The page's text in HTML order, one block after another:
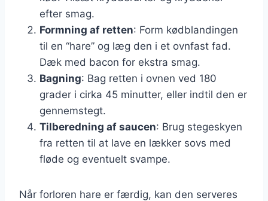
efter smag.
Formning af retten: Form kødblandingen
til en “hare” og læg den i et ovnfast fad.
Dæk med bacon for ekstra smag.
Bagning: Bag retten i ovnen ved 180
grader i cirka 45 minutter, eller indtil den er
gennemstegt.
Tilberedning af saucen: Brug stegeskyen
fra retten til at lave en lækker sovs med
fløde og eventuelt svampe.
Når forloren hare er færdig, kan den serveres